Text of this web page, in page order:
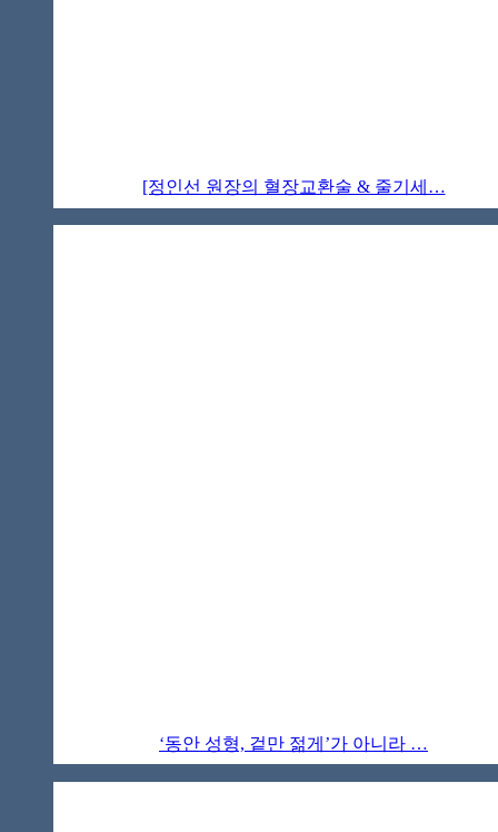
[정인선 원장의 혈장교환술 & 줄기세…
‘동안 성형, 겉만 젊게’가 아니라 …